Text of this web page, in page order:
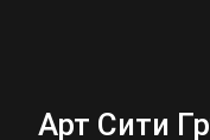
Арт Сити